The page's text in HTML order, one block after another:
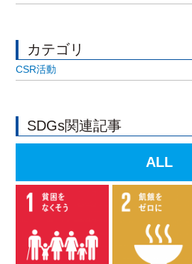
カテゴリ
CSR活動
SDGs関連記事
ALL